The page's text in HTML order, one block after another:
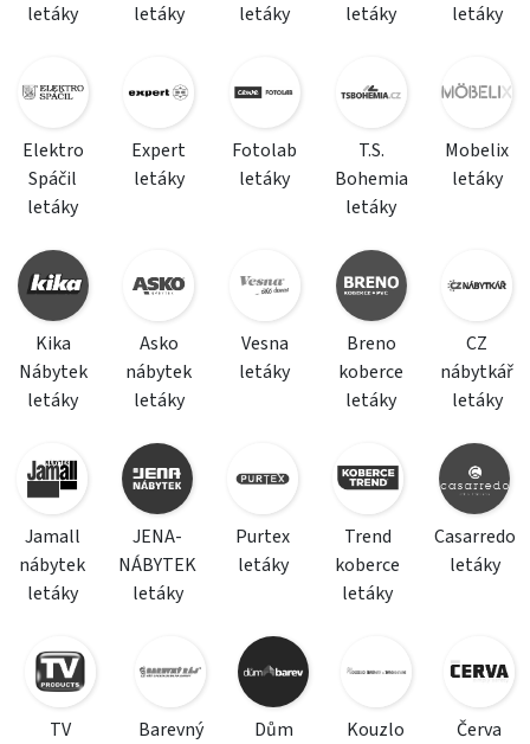
letáky
letáky
letáky
letáky
letáky
Elektro
Spáčil
letáky
Expert
letáky
Fotolab
letáky
T.S.
Bohemia
letáky
Mobelix
letáky
Kika
Nábytek
letáky
Asko
nábytek
letáky
Vesna
letáky
Breno
koberce
letáky
CZ
nábytkář
letáky
Jamall
nábytek
letáky
JENA-
NÁBYTEK
letáky
Purtex
letáky
Trend
koberce
letáky
Casarredo
letáky
TV
Barevný
Dům
Kouzlo
Červa